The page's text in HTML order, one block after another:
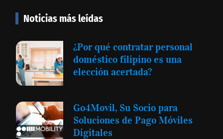
Noticias más leídas
¿Por qué contratar personal
doméstico filipino es una
elección acertada?
Go4Movil, Su Socio para
Soluciones de Pago Móviles
Digitales